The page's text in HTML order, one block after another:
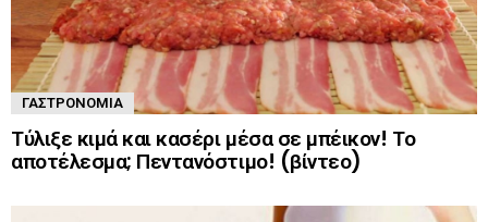
ΓΑΣΤΡΟΝΟΜΊΑ
Τύλιξε κιμά και κασέρι μέσα σε μπέικον! Το
αποτέλεσμα; Πεντανόστιμο! (βίντεο)